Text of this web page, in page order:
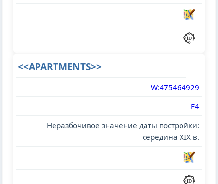
<<APARTMENTS>>
W:475464929
F4
Неразбочивое значение даты постройки:
середина XIX в.